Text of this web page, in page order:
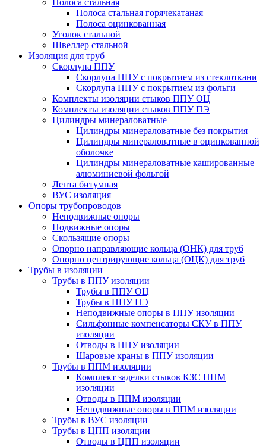
Полоса стальная
Полоса стальная горячекатаная
Полоса оцинкованная
Уголок стальной
Швеллер стальной
Изоляция для труб
Скорлупа ППУ
Скорлупа ППУ с покрытием из стеклоткани
Скорлупа ППУ с покрытием из фольги
Комплекты изоляции стыков ППУ ОЦ
Комплекты изоляции стыков ППУ ПЭ
Цилиндры минераловатные
Цилиндры минераловатные без покрытия
Цилиндры минераловатные в оцинкованной
оболочке
Цилиндры минераловатные кашированные
алюминиевой фольгой
Лента битумная
ВУС изоляция
Опоры трубопроводов
Неподвижные опоры
Подвижные опоры
Скользящие опоры
Опорно направляющие кольца (ОНК) для труб
Опорно центрирующие кольца (ОЦК) для труб
Трубы в изоляции
Трубы в ППУ изоляции
Трубы в ППУ ОЦ
Трубы в ППУ ПЭ
Неподвижные опоры в ППУ изоляции
Сильфонные компенсаторы СКУ в ППУ
изоляции
Отводы в ППУ изоляции
Шаровые краны в ППУ изоляции
Трубы в ППМ изоляции
Комплект заделки стыков КЗС ППМ
изоляции
Отводы в ППМ изоляции
Неподвижные опоры в ППМ изоляции
Трубы в ВУС изоляции
Трубы в ЦПП изоляции
Отводы в ЦПП изоляции